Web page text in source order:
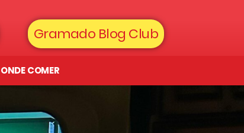
Gramado Blog Club
ONDE COMER